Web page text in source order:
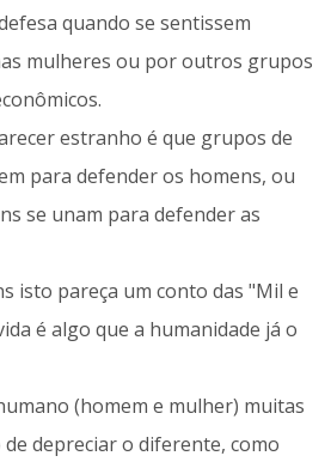
quando se sentissem
mulheres ou por outros grupos
estranho é que grupos de
para defender os homens, ou
se unam para defender as
isto pareça um conto das "Mil e
é algo que a humanidade já o
(homem e mulher) muitas
depreciar o diferente, como